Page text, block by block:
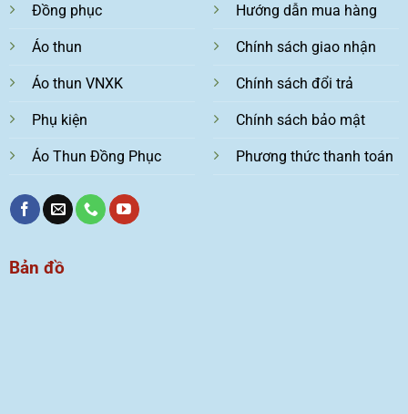
Đồng phục
Áo thun
Áo thun VNXK
Phụ kiện
Áo Thun Đồng Phục
Hướng dẫn mua hàng
Chính sách giao nhận
Chính sách đổi trả
Chính sách bảo mật
Phương thức thanh toán
Bản đồ